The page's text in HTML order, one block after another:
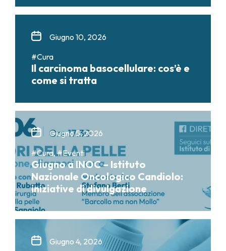
Giugno 10, 2026
#Cura
Il carcinoma basocellulare: cos’è e
come si tratta
Giugno 5, 2026
#Cura, #Eventi
Giugno a INOC – Istituto
Nazionale Oncologico Candiolo:
iniziative di divulgazione
Giugno 4, 2026